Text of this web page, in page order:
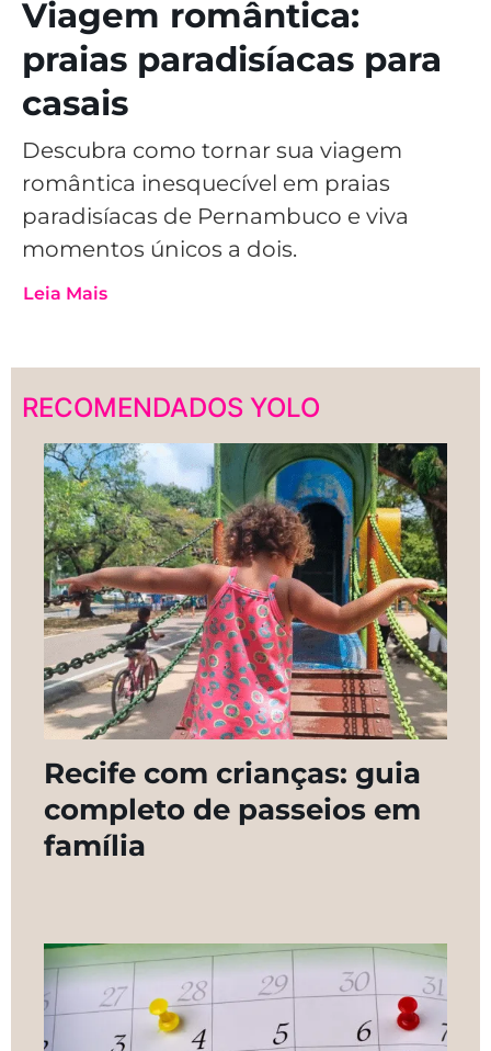
RECOMENDADOS YOLO
Recife com crianças: guia
completo de passeios em
família
Viagem romântica:
praias paradisíacas para
casais
Descubra como tornar sua viagem
romântica inesquecível em praias
paradisíacas de Pernambuco e viva
momentos únicos a dois.
Leia Mais